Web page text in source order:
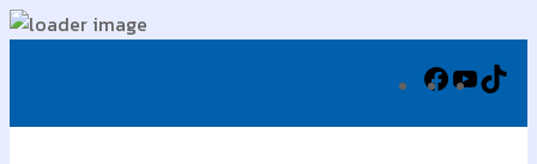
Facebook